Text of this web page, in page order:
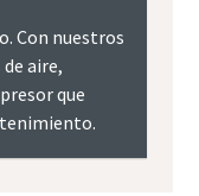
Con nuestros
aire,
que